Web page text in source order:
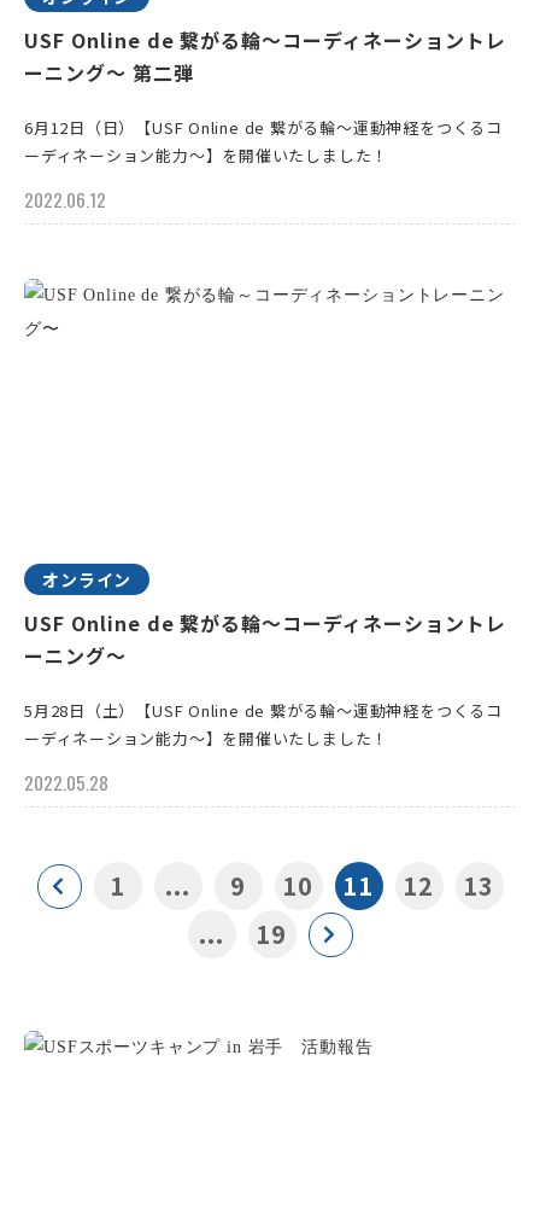
USF Online de 繋がる輪～コーディネーショントレ
ーニング〜 第二弾
6月12日（日）【USF Online de 繋がる輪～運動神経をつくるコ
ーディネーション能力～】を開催いたしました！
2022.06.12
オンライン
USF Online de 繋がる輪～コーディネーショントレ
ーニング〜
5月28日（土）【USF Online de 繋がる輪～運動神経をつくるコ
ーディネーション能力～】を開催いたしました！
2022.05.28
1 ... 9 10 11 12
13
...
19